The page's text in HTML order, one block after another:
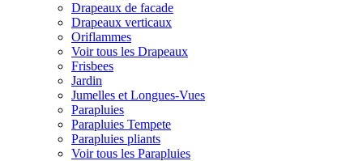
Drapeaux de facade
Drapeaux verticaux
Oriflammes
Voir tous les Drapeaux
Frisbees
Jardin
Jumelles et Longues-Vues
Parapluies
Parapluies Tempete
Parapluies pliants
Voir tous les Parapluies